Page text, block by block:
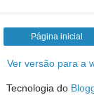
Página inicial
Ver versão para a
Tecnologia do